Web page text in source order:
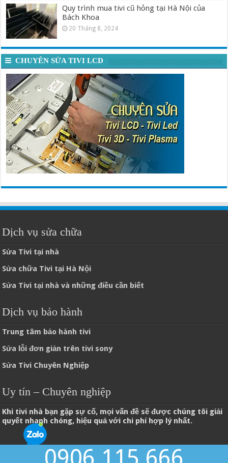
Quy trình mua tivi cũ hỏng tại Hà Nội của
Bách Khoa
20 Tháng 8, 2024
CHUYÊN SỬA TIVI LCD
Dịch vụ sửa chữa
Sửa Tivi tại nhà
Sửa chữa Tivi tại Hà Nội
Sửa Tivi tại nhà và những điều cần biết
Dịch vụ bảo hành
Trung tâm bảo hành tivi
Sửa lỗi đơn giản trên tivi sony
Sửa Tivi Chuyên Nghiệp
Uy tín – Chuyên nghiệp
Khi tivi nhà bạn gặp sự cố, mọi vấn đề sẽ được chúng tôi giải
quyết nhanh chóng, hiệu quả với chi phí hợp lý nhất.
© Copyright 2026, Sửa tivi tại nhà